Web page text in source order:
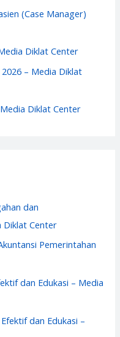
(Case Manager)
Diklat Center
– Media Diklat
Diklat Center
dan
Diklat Center
Pemerintahan
dan Edukasi – Media
dan Edukasi –